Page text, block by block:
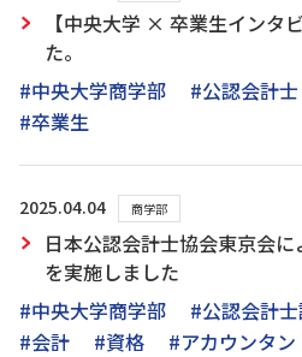
【中央大学 × 卒業生インタ
た。
#中央大学商学部
#公認会計士
#卒業生
2025.04.04 商学部
日本公認会計士協会東京会
を実施しました
#中央大学商学部
#公認会計
#会計
#資格
#アカウンタ